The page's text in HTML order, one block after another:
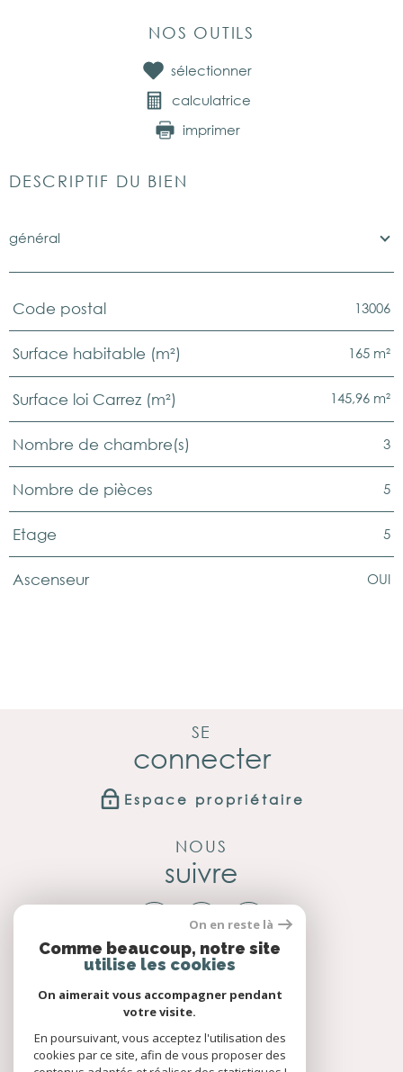
NOS OUTILS
sélectionner
calculatrice
imprimer
DESCRIPTIF DU BIEN
général
TRAD_PAMPERO_Caracteristique
Code postal 13006
Surface habitable (m²) 165 m²
Surface loi Carrez (m²) 145,96 m²
Nombre de chambre(s) 3
Nombre de pièces 5
Etage 5
Ascenseur OUI
SE
connecter
Espace propriétaire
NOUS
suivre
NOUS
adhérons
On en reste là
Comme beaucoup, notre site
utilise les cookies
On aimerait vous accompagner pendant
votre visite.
En poursuivant, vous acceptez l'utilisation des
cookies par ce site, afin de vous proposer des